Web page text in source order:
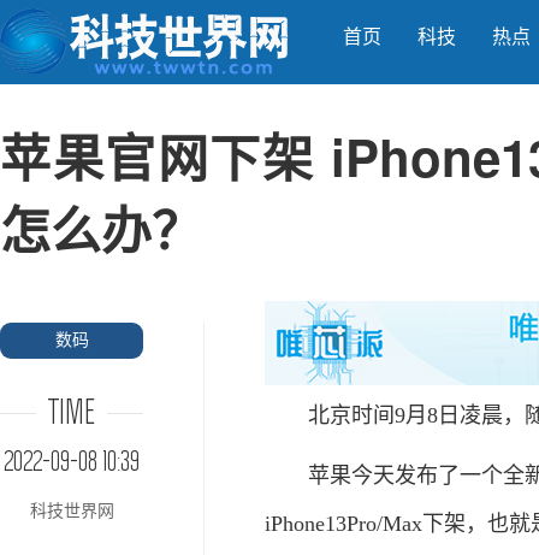
首页 科技 热点
苹果官网下架
怎么办？
数码
TIME
2022-09-08 10:39
科技世界网
北京时间9月8日凌晨，随
苹果今天发布了一个全新
iPhone13Pro/Max下架，也